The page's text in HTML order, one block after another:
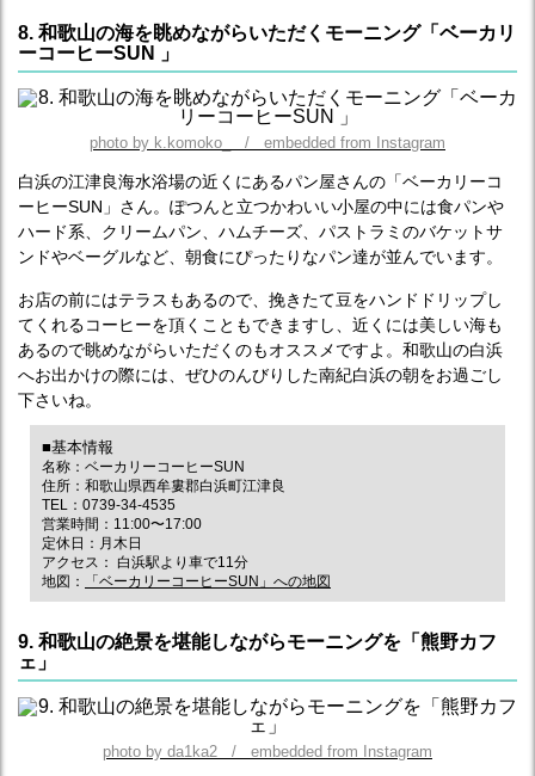
8. 和歌山の海を眺めながらいただくモーニング「ベーカリ
ーコーヒーSUN 」
photo by k.komoko_ / embedded from Instagram
白浜の江津良海水浴場の近くにあるパン屋さんの「ベーカリーコ
ーヒーSUN」さん。ぽつんと立つかわいい小屋の中には食パンや
ハード系、クリームパン、ハムチーズ、パストラミのバケットサ
ンドやベーグルなど、朝食にぴったりなパン達が並んでいます。
お店の前にはテラスもあるので、挽きたて豆をハンドドリップし
てくれるコーヒーを頂くこともできますし、近くには美しい海も
あるので眺めながらいただくのもオススメですよ。和歌山の白浜
へお出かけの際には、ぜひのんびりした南紀白浜の朝をお過ごし
下さいね。
■基本情報
名称：ベーカリーコーヒーSUN
住所：和歌山県西牟婁郡白浜町江津良
TEL：0739-34-4535
営業時間：11:00〜17:00
定休日：月木日
アクセス： 白浜駅より車で11分
地図：
「ベーカリーコーヒーSUN」への地図
9. 和歌山の絶景を堪能しながらモーニングを「熊野カフ
ェ」
photo by da1ka2 / embedded from Instagram